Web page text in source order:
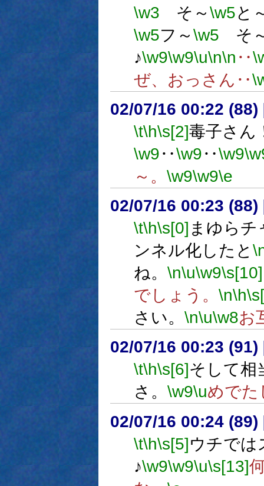
\w3 そ～\w5と
\w5フ～\w5 そ
♪\w9\w9\u\n\n ‥
ぜ、おっさん‥
02/07/16 00:22 (88)
\t\h\s[2]毒子さん
\w9‥\w9‥\w9
～。 \w9\w9\e
02/07/16 00:23 (88)
\t\h\s[0] まゆらチ
ンネル化したと
ね。 \n\u\w9\s[10]
でしょう。 \n\h
さい。 \n\u\w8お
02/07/16 00:23 (91)
\t\h\s[6]そして相
さ。 \w9\uめでた
02/07/16 00:24 (89)
\t\h\s[5]ウチでは
♪\w9\w9\u\s[13]